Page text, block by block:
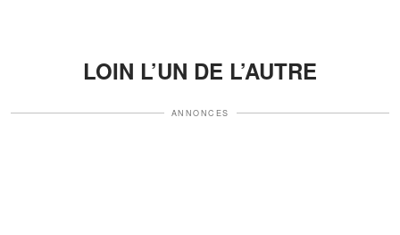
LOIN L’UN DE L’AUTRE
ANNONCES